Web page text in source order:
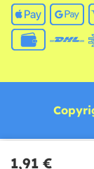
1,91 €